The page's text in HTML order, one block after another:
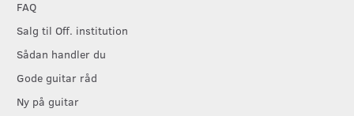
FAQ
Salg til Off. institution
Sådan handler du
Gode guitar råd
Ny på guitar